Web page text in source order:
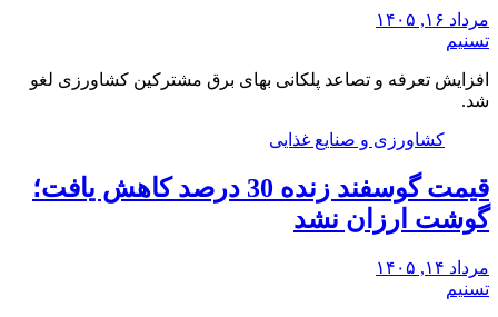
مرداد ۱۶, ۱۴۰۵
تسنیم
افزایش تعرفه و تصاعد پلکانی بهای برق مشترکین کشاورزی لغو
شد.
کشاورزی و صنایع غذایی
قیمت گوسفند زنده 30 درصد کاهش یافت؛
گوشت ارزان نشد
مرداد ۱۴, ۱۴۰۵
تسنیم